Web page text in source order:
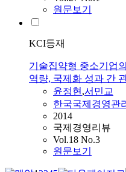
원문보기
KCI등재
기술집약형 중소기업
역량, 국제화 성과 간
윤정현,서민교
한국국제경영관
2014
국제경영리뷰
Vol.18 No.3
원문보기